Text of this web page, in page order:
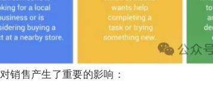
销售产生了重要的影响：